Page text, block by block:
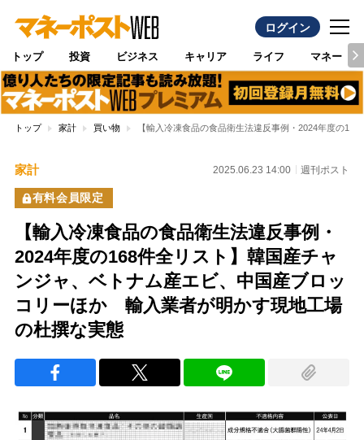
ログイン
トップ 投資 ビジネス キャリア ライフ マネー
トップ 家計 買い物 【輸入冷凍食品の食品衛生法違反事例・2024年度の
家計 2025.06.23 14:00 週刊ポスト
有料会員限定
【輸入冷凍食品の食品衛生法違反事例・
2024年度の168件全リスト】韓国産チャ
ンジャ、ベトナム産エビ、中国産ブロッ
コリーほか 輸入業者が明かす現地工場
の杜撰な実態